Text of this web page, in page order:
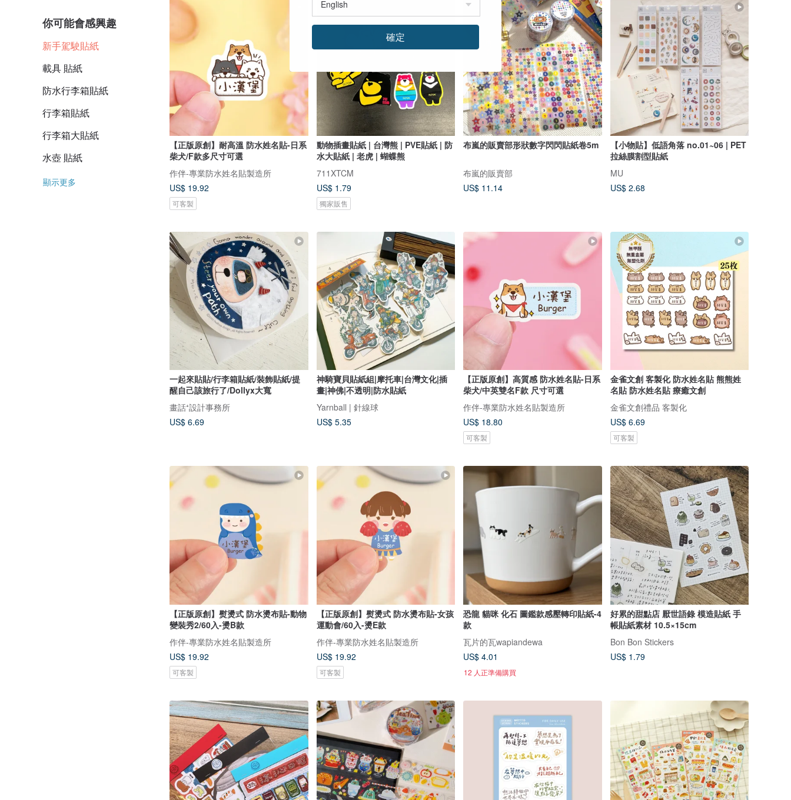
你可能會感興趣
新手駕駛貼紙
載具 貼紙
防水行李箱貼紙
行李箱貼紙
行李箱大貼紙
水壺 貼紙
顯示更多
【正版原創】耐高溫 防水姓名貼-日系
柴犬/F款多尺寸可選
作伴-專業防水姓名貼製造所
US$ 19.92
可客製
動物插畫貼紙 | 台灣熊 | PVE貼紙 | 防
水大貼紙 | 老虎 | 蝴蝶熊
711XTCM
US$ 1.79
獨家販售
布嵐的販賣部形狀數字閃閃貼紙卷5m
布嵐的販賣部
US$ 11.14
【小物貼】低語角落 no.01~06 | PET
拉絲膜割型貼紙
MU
US$ 2.68
一起來貼貼/行李箱貼紙/裝飾貼紙/提
醒自己該旅行了/Dollyx大寬
畫話⁺設計事務所
US$ 6.69
神騎寶貝貼紙組|摩托車|台灣文化|插
畫|神佛|不透明|防水貼紙
Yarnball | 針線球
US$ 5.35
【正版原創】高質感 防水姓名貼-日系
柴犬/中英雙名F款 尺寸可選
作伴-專業防水姓名貼製造所
US$ 18.80
可客製
金雀文創 客製化 防水姓名貼 熊熊姓
名貼 防水姓名貼 療癒文創
金雀文創禮品 客製化
US$ 6.69
可客製
【正版原創】熨燙式 防水燙布貼-動物
變裝秀2/60入-燙B款
作伴-專業防水姓名貼製造所
US$ 19.92
可客製
【正版原創】熨燙式 防水燙布貼-女孩
運動會/60入-燙E款
作伴-專業防水姓名貼製造所
US$ 19.92
可客製
恐龍 貓咪 化石 圖鑑款感壓轉印貼紙-4
款
瓦片的瓦wapiandewa
US$ 4.01
12 人正準備購買
好累的甜點店 厭世語錄 模造貼紙 手
帳貼紙素材 10.5×15cm
Bon Bon Stickers
US$ 1.79
確定